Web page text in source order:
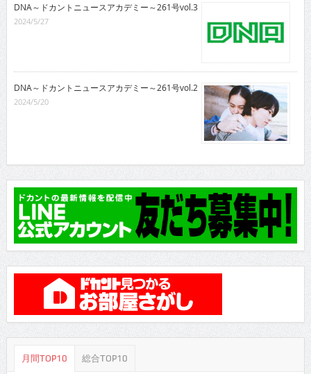
DNA～ドカントニュースアカデミー～261号vol.3
2024/5/27
DNA～ドカントニュースアカデミー～261号vol.2
2024/5/20
月間TOP10 総合TOP10